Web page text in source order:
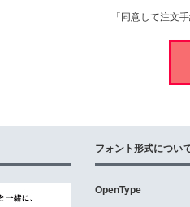
者によって購入された時に確定
社あるいは世帯に属している必
1つのサーバーもしくは1つのロ
E1 フォントの使用
使用者は、個人的なあるいはプ
例えば、本の表紙、ロゴ、レタ
が販売する服やおもちゃ、パッ
JPG, PNG)などの創作において
「同意して注文
フォント形式につい
OpenType